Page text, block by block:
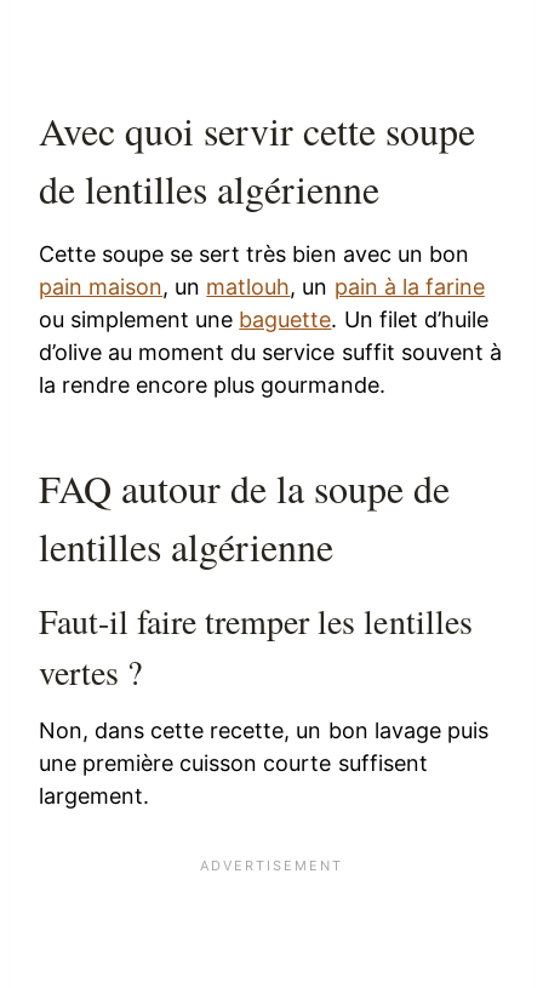
Avec quoi servir cette soupe
de lentilles algérienne
Cette soupe se sert très bien avec un bon
pain maison, un matlouh, un pain à la farine
ou simplement une baguette. Un filet d’huile
d’olive au moment du service suffit souvent à
la rendre encore plus gourmande.
FAQ autour de la soupe de
lentilles algérienne
Faut-il faire tremper les lentilles
vertes ?
Non, dans cette recette, un bon lavage puis
une première cuisson courte suffisent
largement.